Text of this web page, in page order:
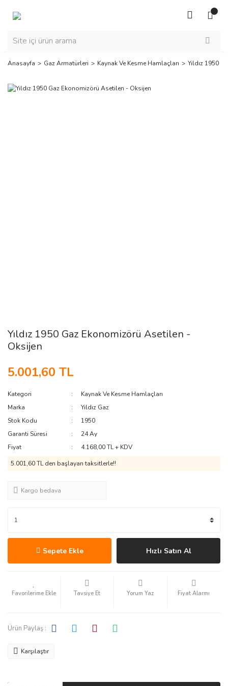
Anasayfa Gaz Armatürleri Kaynak Ve Kesme Hamlaçları Yıldız 1950
Yıldız 1950 Gaz Ekonomizörü Asetilen -
Oksijen
5.001,60 TL
Kategori
Kaynak Ve Kesme Hamlaçları
Marka
Yıldız Gaz
Stok Kodu
1950
Garanti Süresi
24 Ay
Fiyat
4.168,00 TL + KDV
5.001,60 TL den başlayan taksitlerle!!
Kargo bedava
Sepete Ekle Hızlı Satın Al
Tavsiye Et Yorum Yaz Fiyat Alarmı
Ürün Paylaş :
Karşılaştır